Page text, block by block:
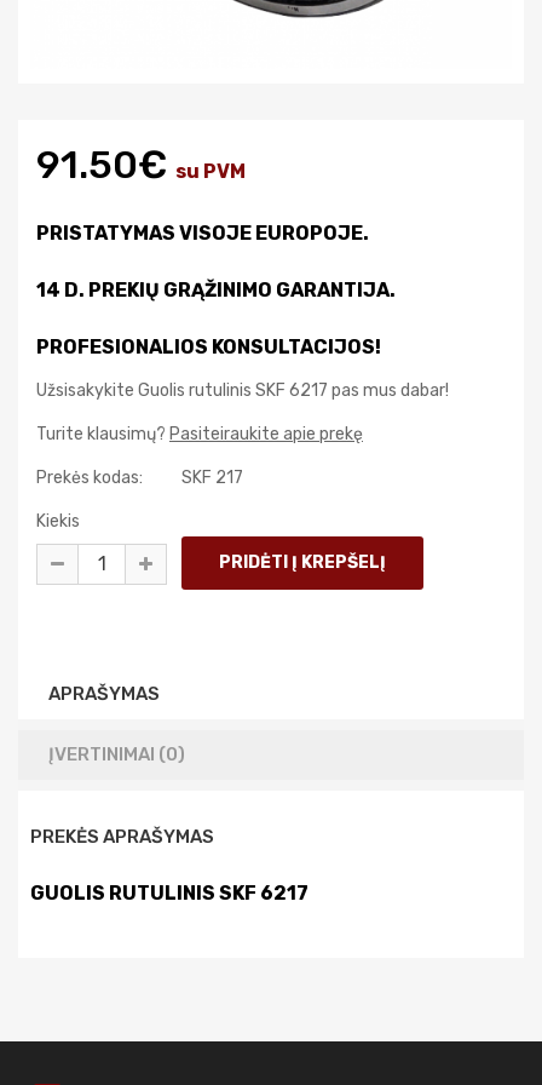
91.50€ su PVM
PRISTATYMAS VISOJE EUROPOJE.
14 D. PREKIŲ GRĄŽINIMO GARANTIJA.
PROFESIONALIOS KONSULTACIJOS!
Užsisakykite Guolis rutulinis SKF 6217 pas mus dabar!
Turite klausimų? Pasiteiraukite apie prekę
Prekės kodas: SKF 217
Kiekis
APRAŠYMAS
ĮVERTINIMAI (0)
PREKĖS APRAŠYMAS
GUOLIS RUTULINIS SKF 6217